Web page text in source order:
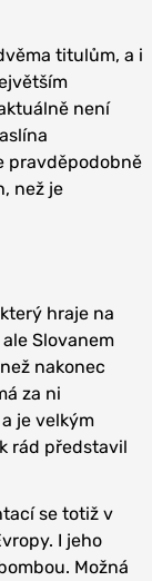
titulům, a i
není
pravděpodobně
než je
hraje na
Slovanem
nakonec
za ni
je velkým
rád představil
se totiž v
I jeho
Možná